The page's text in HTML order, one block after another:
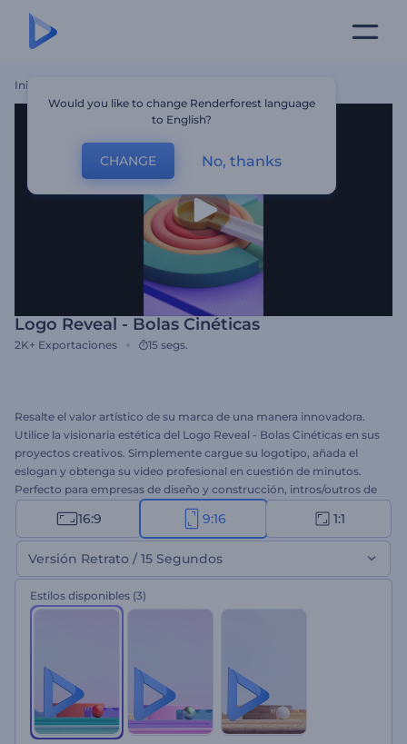
Inicio
Logo Reveal - Bolas Cinéticas
2K+ Exportaciones 15 segs.
Resalte el valor artístico de su marca de una manera innovadora.
Utilice la visionaria estética del Logo Reveal - Bolas Cinéticas en sus
proyectos creativos. Simplemente cargue su logotipo, añada el
eslogan y obtenga su video profesional en cuestión de minutos.
Perfecto para empresas de diseño y construcción, intros/outros de
videos en Youtube, YouTube, proyectos de marca, intros
corporativas, y muchos más proyectos. ¡Prueba ahora esta plantilla!
16:9 9:16 1:1
Versión Retrato / 15 Segundos
Estilos disponibles (3)
Would you like to change Renderforest language
to English?
CHANGE No, thanks